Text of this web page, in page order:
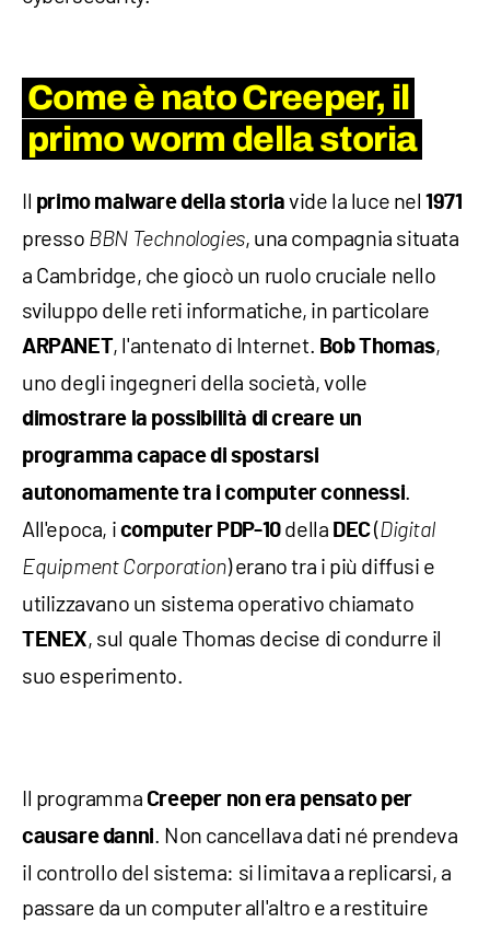
Come è nato Creeper, il
primo worm della storia
Il primo malware della storia vide la luce nel1971
presso BBN Technologies, una compagnia situata
a Cambridge, che giocò un ruolo cruciale nello
sviluppo delle reti informatiche, in particolare
ARPANET, l'antenato di Internet. Bob Thomas,
uno degli ingegneri della società, volle
dimostrare la possibilità di creare un
programma capace di spostarsi
autonomamente tra i computer connessi.
All'epoca, i computer PDP-10della DEC(Digital
Equipment Corporation) erano tra i più diffusi e
utilizzavano un sistema operativo chiamato
TENEX, sul quale Thomas decise di condurre il
suo esperimento.
Il programma Creeper non era pensato per
causare danni. Non cancellava dati né prendeva
il controllo del sistema: si limitava a replicarsi, a
passare da un computer all'altro e a restituire